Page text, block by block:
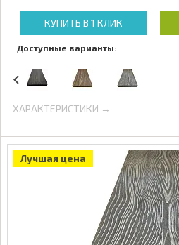
КУПИТЬ В 1 КЛИК
Доступные варианты:
ХАРАКТЕРИСТИКИ →
Лучшая цена